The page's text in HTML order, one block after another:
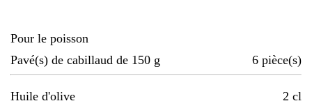
Pour le poisson
Pavé(s) de cabillaud de 150 g
6 pièce(s)
Huile d'olive 2 cl